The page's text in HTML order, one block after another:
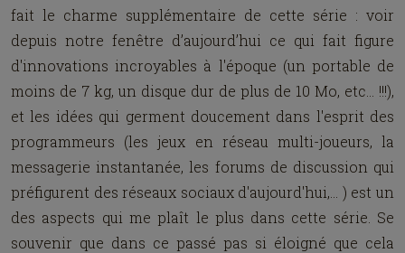
fait le charme supplémentaire de cette série : voir
depuis notre fenêtre d’aujourd’hui ce qui fait figure
d'innovations incroyables à l'époque (un portable de
moins de 7 kg, un disque dur de plus de 10 Mo, etc... !!!),
et les idées qui germent doucement dans l'esprit des
programmeurs (les jeux en réseau multi-joueurs, la
messagerie instantanée, les forums de discussion qui
préfigurent des réseaux sociaux d'aujourd'hui,... ) est un
des aspects qui me plaît le plus dans cette série. Se
souvenir que dans ce passé pas si éloigné que cela